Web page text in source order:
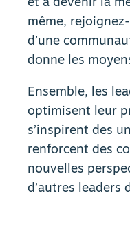
et à devenir la
même,
d’une
donne les
Ensemble, les
optimisent leur
s’inspirent des
renforcent des
nouvelles
d’autres leaders